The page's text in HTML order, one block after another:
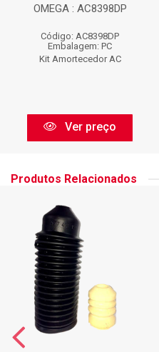
OMEGA : AC8398DP
Código: AC8398DP
Embalagem: PC
Kit Amortecedor AC
Ver preço
Produtos Relacionados